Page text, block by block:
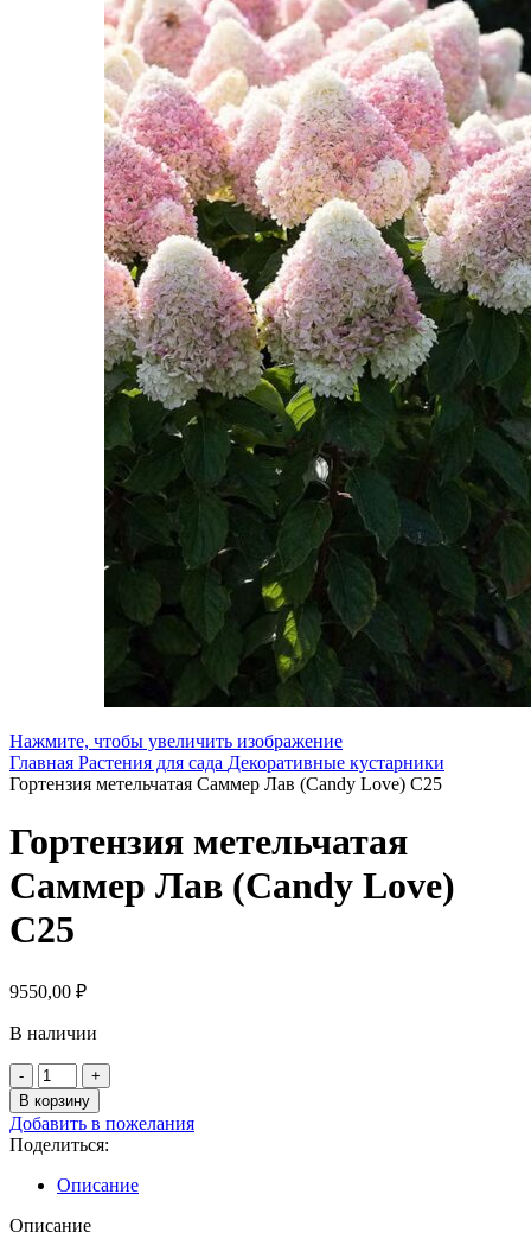
Нажмите, чтобы увеличить изображение
Главная Растения для сада Декоративные кустарники
Гортензия метельчатая Саммер Лав (Candy Love) С25
Гортензия метельчатая
Саммер Лав (Candy Love)
С25
9550,00 ₽
В наличии
Количество
товара
Гортензия
метельчатая
Саммер
Лав
(Candy
Love)
В корзину
Добавить в пожелания
Поделиться:
Описание
Описание